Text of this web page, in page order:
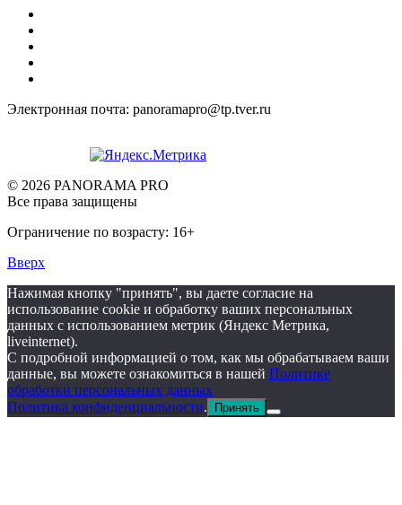
Электронная почта: panoramapro@tp.tver.ru
© 2026 PANORAMA PRO
Все права защищены
Ограничение по возрасту: 16+
Вверх
Нажимая кнопку "принять", вы даете согласие на
использование cookie и обработку ваших персональных
данных с использованием метрик (Яндекс Метрика,
liveinternet).
С подробной информацией о том, как мы обрабатываем ваши
данные, вы можете ознакомиться в нашей Политике
обработки персональных данных
Политика конфиденциальности. Принять